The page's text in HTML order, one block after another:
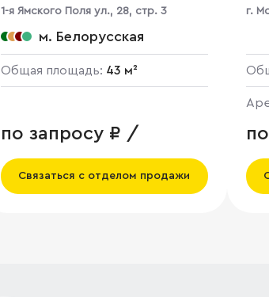
1-я Ямского Поля ул., 28, стр. 3
м. Белорусская
Общая площадь: 43 м²
по запросу ₽ /
Связаться с отделом продажи
г.